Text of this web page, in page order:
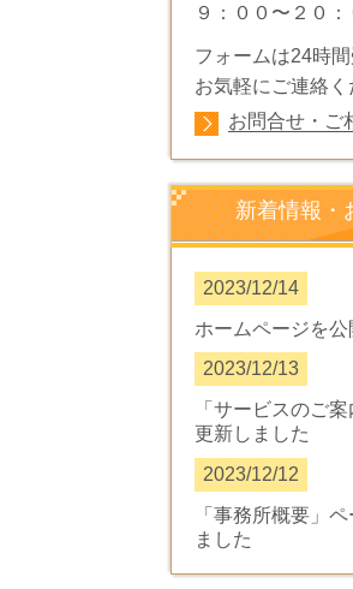
９：００〜２０：
フォームは24時間
お気軽にご連絡く
お問合せ・ご
新着情報・
2023/12/14
ホームページを公
2023/12/13
「サービスのご
更新しました
2023/12/12
「事務所概要」
ました